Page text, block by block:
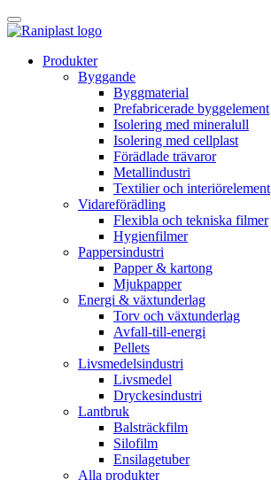
Skip
to
Produkter
Byggande
Byggmaterial
Prefabricerade byggelement
Isolering med mineralull
Isolering med cellplast
Förädlade trävaror
Metallindustri
Textilier och interiörelement
Vidareförädling
Flexibla och tekniska filmer
Hygienfilmer
Pappersindustri
Papper & kartong
Mjukpapper
Energi & växtunderlag
Torv och växtunderlag
Avfall-till-energi
Pellets
Livsmedelsindustri
Livsmedel
Dryckesindustri
Lantbruk
Balsträckfilm
Silofilm
Ensilagetuber
Alla produkter